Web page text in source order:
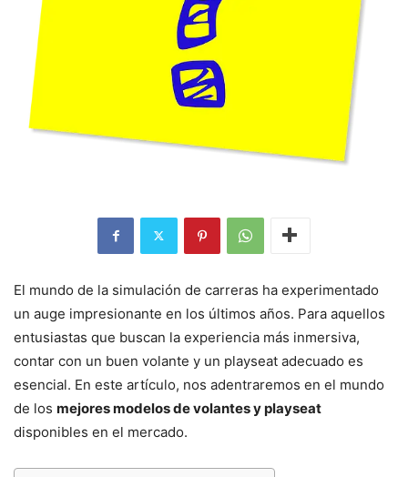
El mundo de la simulación de carreras ha experimentado
un auge impresionante en los últimos años. Para aquellos
entusiastas que buscan la experiencia más inmersiva,
contar con un buen volante y un playseat adecuado es
esencial. En este artículo, nos adentraremos en el mundo
de los mejores modelos de volantes y playseat
disponibles en el mercado.